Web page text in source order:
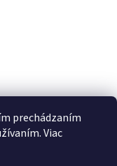
prechádzaním
Viac